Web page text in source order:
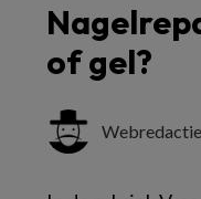
of gel?
Webredactie